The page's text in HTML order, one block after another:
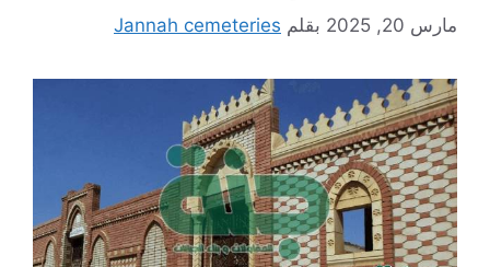
مارس 20, 2025 بقلم Jannah cemeteries